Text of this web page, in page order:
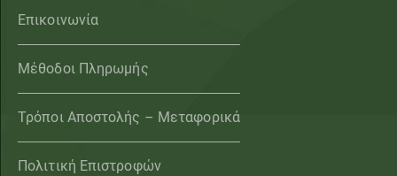
Επικοινωνία
Μέθοδοι Πληρωμής
Τρόποι Αποστολής – Μεταφορικά
Πολιτική Επιστροφών